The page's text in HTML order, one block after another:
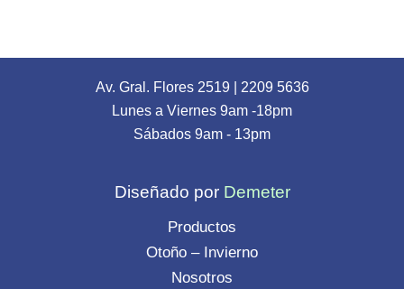
Av. Gral. Flores 2519| 2209 5636
Lunes a Viernes 9am -18pm
Sábados 9am - 13pm
Diseñado por Demeter
Productos
Otoño – Invierno
Nosotros